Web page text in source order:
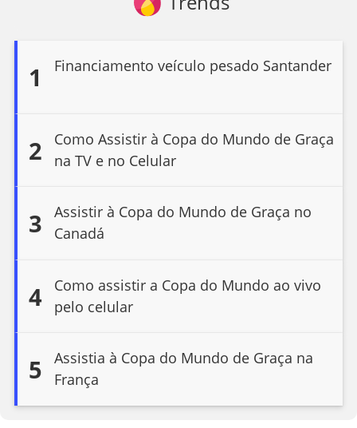
1 Financiamento veículo pesado Santander
2
Como Assistir à Copa do Mundo de Graça
na TV e no Celular
3
Assistir à Copa do Mundo de Graça no
Canadá
4
Como assistir a Copa do Mundo ao vivo
pelo celular
5
Assistia à Copa do Mundo de Graça na
França